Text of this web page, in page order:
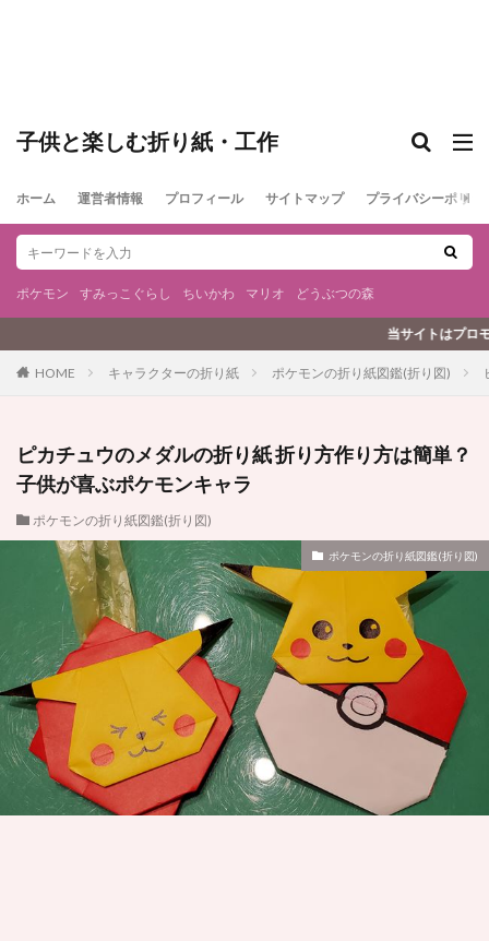
子供と楽しむ折り紙・工作
ホーム 運営者情報 プロフィール サイトマップ プライバシーポリシ
ポケモン すみっこぐらし ちいかわ マリオ どうぶつの森
当サイトはプロモーションを含みます
HOME キャラクターの折り紙 ポケモンの折り紙図鑑(折り図)
ピカチュウのメダルの折り紙 折り方作り方は簡単？
子供が喜ぶポケモンキャラ
ポケモンの折り紙図鑑(折り図)
ポケモンの折り紙図鑑(折り図)